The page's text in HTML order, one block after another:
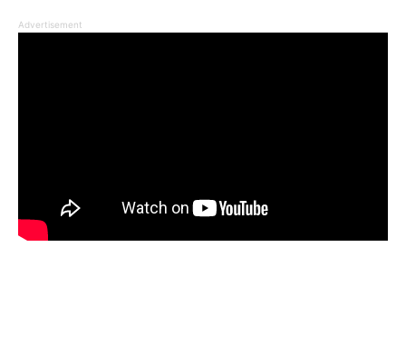
Advertisement